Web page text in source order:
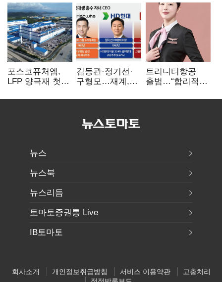
포스코퓨처엠,
LFP 양극재 첫
ESS 시장 공략
김동관·정기선·
구형모…재계,
전성시대
트리니티항공
출범…“합리적
서비스로 승부”
뉴스
뉴스북
뉴스리듬
토마토증권통 Live
IB토마토
회사소개 개인정보취급방침 서비스 이용약관
고충처리